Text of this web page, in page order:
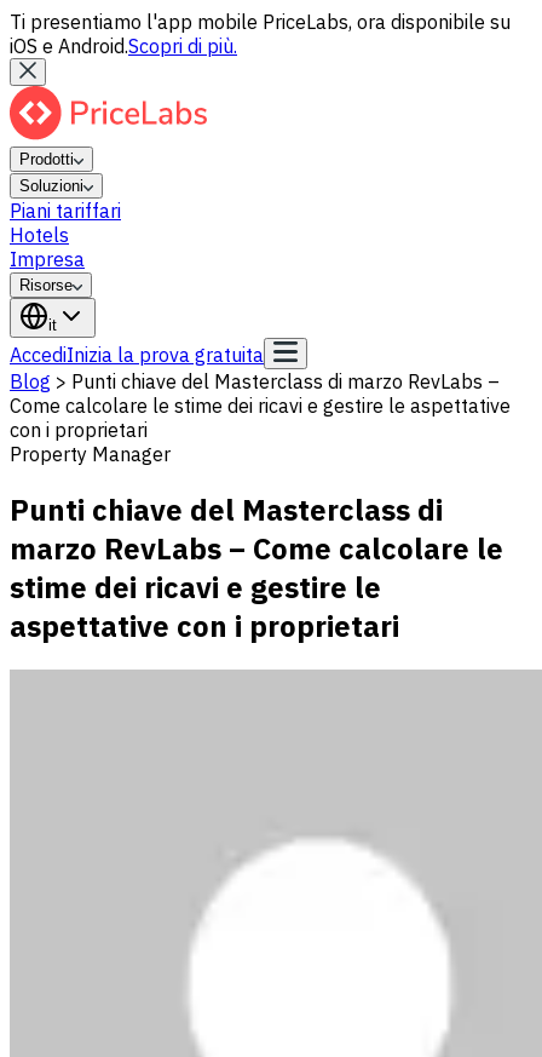
Ti presentiamo l'app mobile PriceLabs, ora disponibile su
iOS e Android.Scopri di più.
Prodotti
Soluzioni
Piani tariffari
Hotels
Impresa
Risorse
it
AccediInizia la prova gratuita
Blog > Punti chiave del Masterclass di marzo RevLabs –
Come calcolare le stime dei ricavi e gestire le aspettative
con i proprietari
Property Manager
Punti chiave del Masterclass di
marzo RevLabs – Come calcolare le
stime dei ricavi e gestire le
aspettative con i proprietari